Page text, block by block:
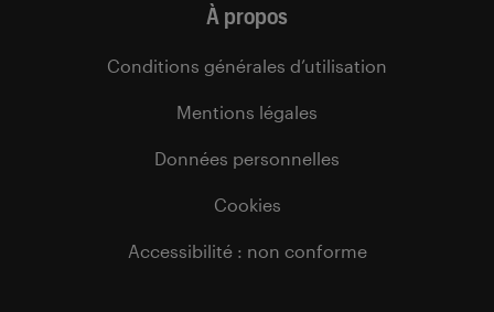
À propos
Conditions générales d’utilisation
Mentions légales
Données personnelles
Cookies
Accessibilité : non conforme